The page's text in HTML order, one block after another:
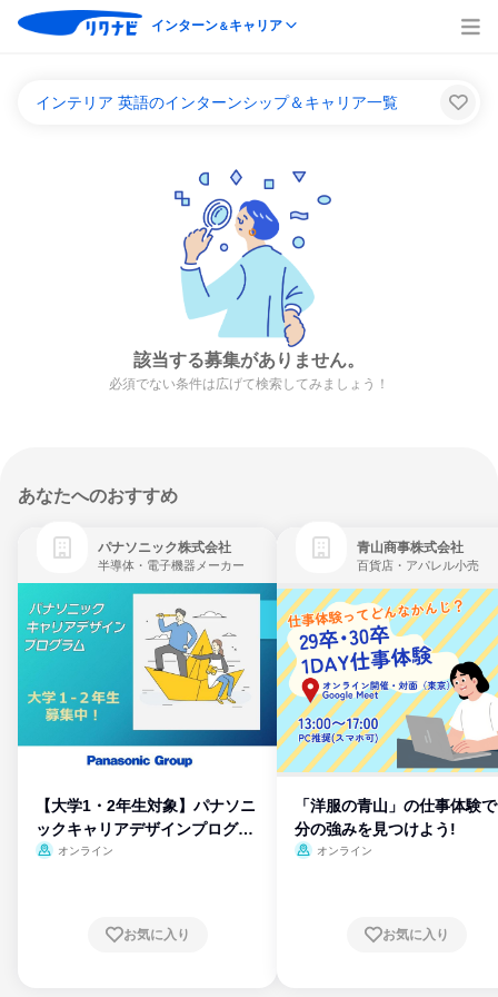
インターン＆キャリア
インテリア 英語のインターンシップ＆キャリア一覧
該当する募集がありません。
必須でない条件は広げて検索してみましょう！
あなたへのおすすめ
パナソニック株式会社
半導体・電子機器メーカー
【大学1・2年生対象】パナソニ
ックキャリアデザインプログラ
ム
オンライン
お気に入り
青山商事株式会社
百貨店・アパレル小売
「洋服の青山」の仕事体験
分の強みを見つけよう!
オンライン
お気に入り